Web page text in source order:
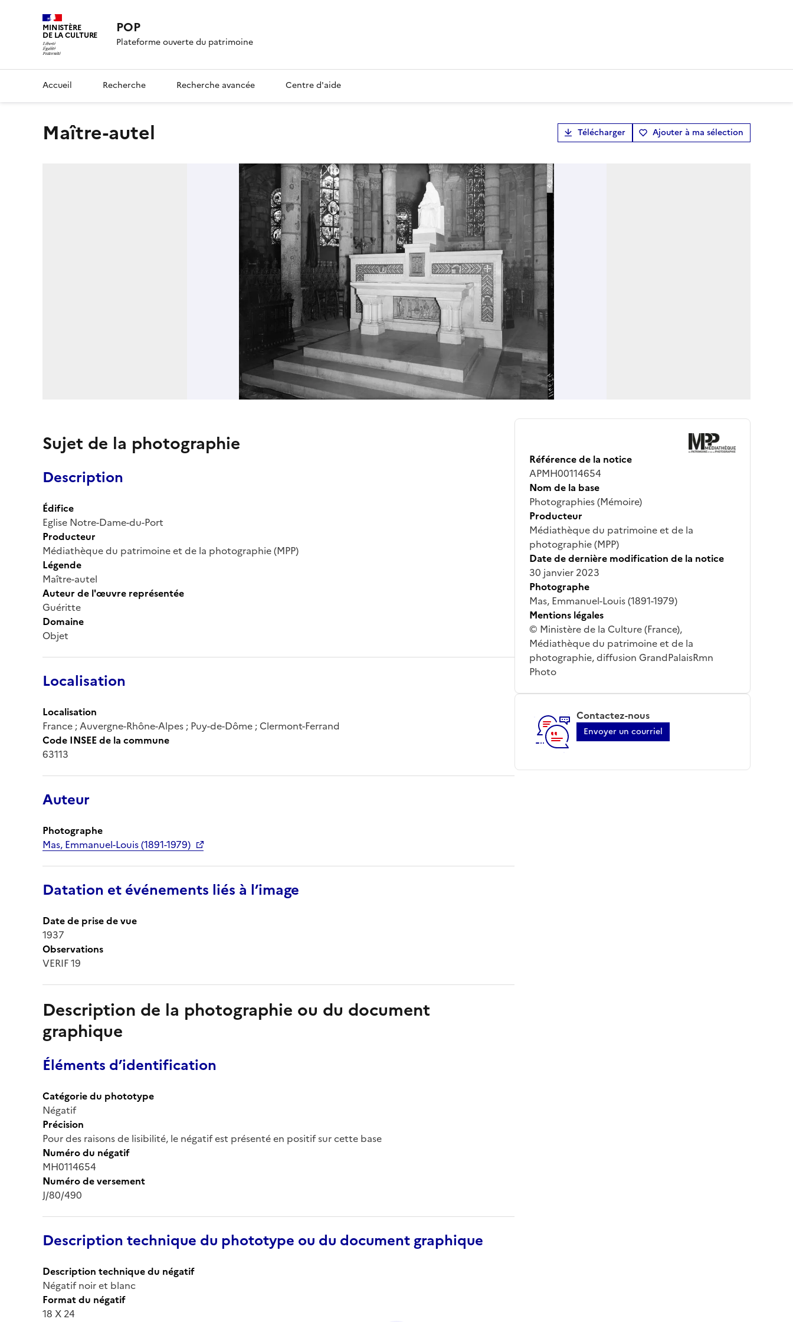
MINISTÈRE
DE LA CULTURE POP
Plateforme ouverte du patrimoine
Accueil Recherche Recherche avancée Centre d'aide
Maître-autel Télécharger Ajouter à ma sélection
Sujet de la photographie
Description
Édifice
Eglise Notre-Dame-du-Port
Producteur
Médiathèque du patrimoine et de la photographie (MPP)
Légende
Maître-autel
Auteur de l'œuvre représentée
Guéritte
Domaine
Objet
Localisation
Localisation
France ; Auvergne-Rhône-Alpes ; Puy-de-Dôme ; Clermont-Ferrand
Code INSEE de la commune
63113
Auteur
Photographe
Mas, Emmanuel-Louis (1891-1979)
Datation et événements liés à l’image
Date de prise de vue
1937
Observations
VERIF 19
Description de la photographie ou du document
graphique
Éléments d’identification
Catégorie du phototype
Négatif
Précision
Pour des raisons de lisibilité, le négatif est présenté en positif sur cette base
Numéro du négatif
MH0114654
Numéro de versement
J/80/490
Description technique du phototype ou du document graphique
Description technique du négatif
Négatif noir et blanc
Format du négatif
18 X 24
Référence de la notice
APMH00114654
Nom de la base
Photographies (Mémoire)
Producteur
Médiathèque du patrimoine et de la
photographie (MPP)
Date de dernière modification de la notice
30 janvier 2023
Photographe
Mas, Emmanuel-Louis (1891-1979)
Mentions légales
© Ministère de la Culture (France),
Médiathèque du patrimoine et de la
photographie, diffusion GrandPalaisRmn
Photo
Contactez-nous
Envoyer un courriel